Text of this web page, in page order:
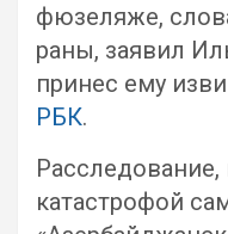
фюзеляже,
раны, заявил
принес ему
РБК.
Расследование,
катастрофой